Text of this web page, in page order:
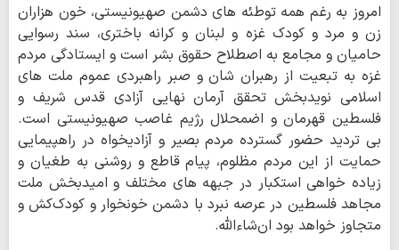
امروز به رغم همه توطئه های دشمن صهیونیستی، خون هزاران
زن و مرد و کودک غزه و لبنان و کرانه باختری، سند رسوایی
حامیان و مجامع به اصطلاح حقوق بشر است و ایستادگی مردم
غزه به تبعیت از رهبران شان و صبر راهبردی عموم ملت های
اسلامی نویدبخش تحقق آرمان نهایی آزادی قدس شریف و
فلسطین قهرمان و اضمحلال رژیم غاصب صهیونیستی است.
بی تردید حضور گسترده مردم بصیر و آزادیخواه در راهپیمایی
حمایت از این مردم مظلوم، پیام قاطع و روشنی به طغیان و
زیاده خواهی استکبار در جبهه های مختلف و امیدبخش ملت
مجاهد فلسطین در عرصه نبرد با دشمن خونخوار و کودک‌کش و
متجاوز خواهد بود ان‌شاءالله.